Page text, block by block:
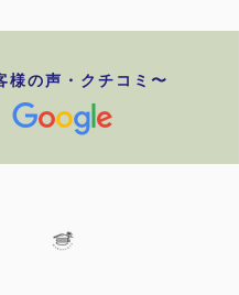
様の声・クチコミ〜